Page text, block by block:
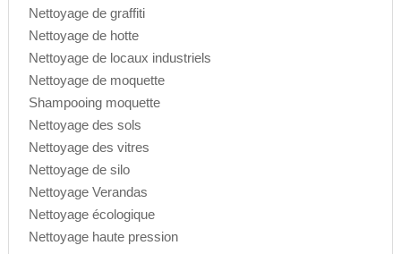
Nettoyage de graffiti
Nettoyage de hotte
Nettoyage de locaux industriels
Nettoyage de moquette
Shampooing moquette
Nettoyage des sols
Nettoyage des vitres
Nettoyage de silo
Nettoyage Verandas
Nettoyage écologique
Nettoyage haute pression